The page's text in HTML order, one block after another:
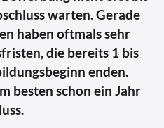
warten. Gerade
haben oftmals sehr
die bereits 1 bis
enden.
besten schon ein Jahr